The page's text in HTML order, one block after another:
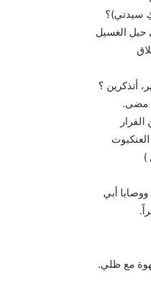
سيدتي)؟
الغسيل
أتذكرين ؟
مضى.
)
ووصايا أبي
مع ظلي.